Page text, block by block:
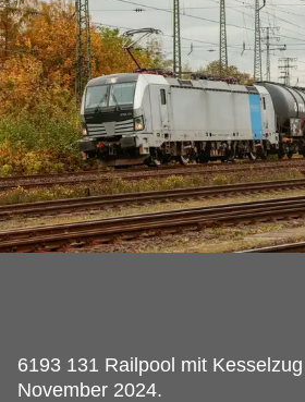
6193 131 Railpool mit
November 2024.